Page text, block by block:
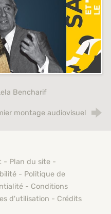
Bencharif
montage audiovisuel
- Plan du site -
- Politique de
- Conditions
d'utilisation - Crédits